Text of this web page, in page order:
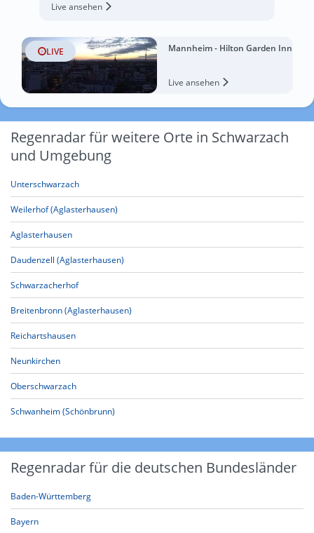
Live ansehen
LIVE Mannheim - Hilton Garden Inn
Live ansehen
Regenradar für weitere Orte in Schwarzach
und Umgebung
Unterschwarzach
Weilerhof (Aglasterhausen)
Aglasterhausen
Daudenzell (Aglasterhausen)
Schwarzacherhof
Breitenbronn (Aglasterhausen)
Reichartshausen
Neunkirchen
Oberschwarzach
Schwanheim (Schönbrunn)
Regenradar für die deutschen Bundesländer
Baden-Württemberg
Bayern